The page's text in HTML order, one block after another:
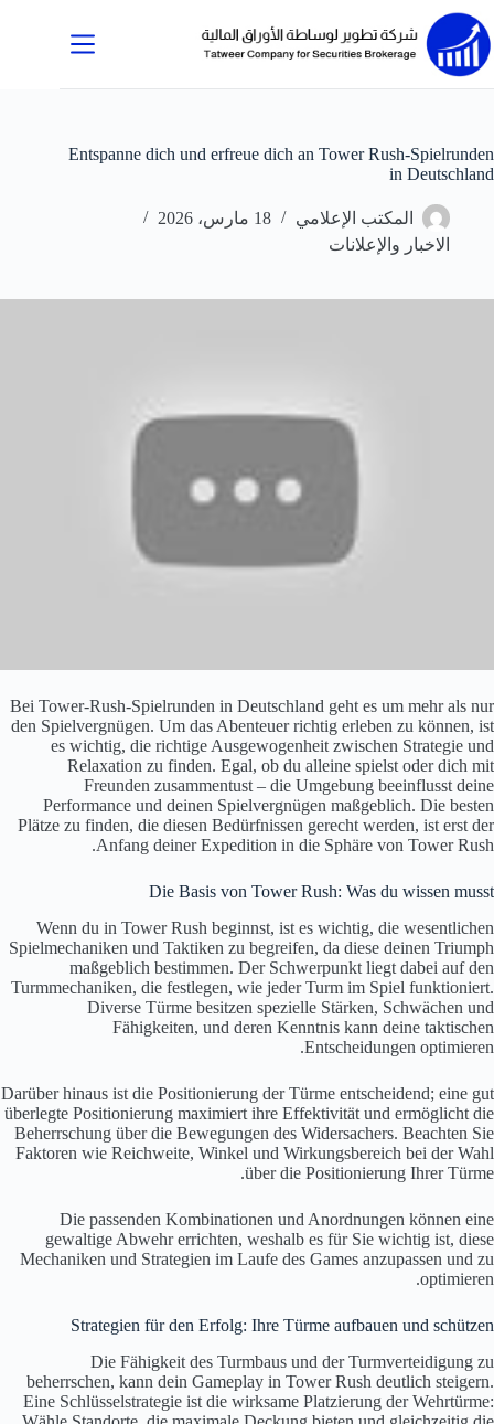
التجاوز
إلى
المحتوى
Entspanne dich und erfreue dich an Tower Rush-Spielrunden
in Deutschland
المكتب الإعلامي
18 مارس، 2026
الاخبار والإعلانات
Bei Tower-Rush-Spielrunden in Deutschland geht es um mehr als nur
den Spielvergnügen. Um das Abenteuer richtig erleben zu können, ist
es wichtig, die richtige Ausgewogenheit zwischen Strategie und
Relaxation zu finden. Egal, ob du alleine spielst oder dich mit
Freunden zusammentust – die Umgebung beeinflusst deine
Performance und deinen Spielvergnügen maßgeblich. Die besten
Plätze zu finden, die diesen Bedürfnissen gerecht werden, ist erst der
Anfang deiner Expedition in die Sphäre von Tower Rush.
Die Basis von Tower Rush: Was du wissen musst
Wenn du in Tower Rush beginnst, ist es wichtig, die wesentlichen
Spielmechaniken und Taktiken zu begreifen, da diese deinen Triumph
maßgeblich bestimmen. Der Schwerpunkt liegt dabei auf den
Turmmechaniken, die festlegen, wie jeder Turm im Spiel funktioniert.
Diverse Türme besitzen spezielle Stärken, Schwächen und
Fähigkeiten, und deren Kenntnis kann deine taktischen
Entscheidungen optimieren.
Darüber hinaus ist die Positionierung der Türme entscheidend; eine gut
überlegte Positionierung maximiert ihre Effektivität und ermöglicht die
Beherrschung über die Bewegungen des Widersachers. Beachten Sie
Faktoren wie Reichweite, Winkel und Wirkungsbereich bei der Wahl
über die Positionierung Ihrer Türme.
Die passenden Kombinationen und Anordnungen können eine
gewaltige Abwehr errichten, weshalb es für Sie wichtig ist, diese
Mechaniken und Strategien im Laufe des Games anzupassen und zu
optimieren.
Strategien für den Erfolg: Ihre Türme aufbauen und schützen
Die Fähigkeit des Turmbaus und der Turmverteidigung zu
beherrschen, kann dein Gameplay in Tower Rush deutlich steigern.
Eine Schlüsselstrategie ist die wirksame Platzierung der Wehrtürme: